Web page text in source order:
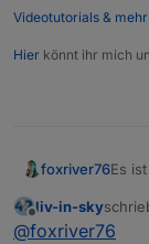
Videotutorials & mehr
Hier könnt ihr mich
foxriver76Es
Offline
liv-in-sky
@foxriver76